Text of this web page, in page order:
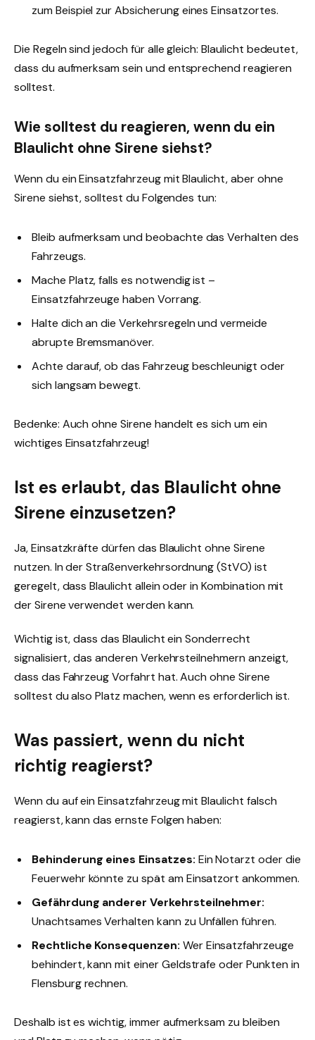
zum Beispiel zur Absicherung eines Einsatzortes.
Die Regeln sind jedoch für alle gleich: Blaulicht bedeutet,
dass du aufmerksam sein und entsprechend reagieren
solltest.
Wie solltest du reagieren, wenn du ein
Blaulicht ohne Sirene siehst?
Wenn du ein Einsatzfahrzeug mit Blaulicht, aber ohne
Sirene siehst, solltest du Folgendes tun:
Bleib aufmerksam und beobachte das Verhalten des
Fahrzeugs.
Mache Platz, falls es notwendig ist –
Einsatzfahrzeuge haben Vorrang.
Halte dich an die Verkehrsregeln und vermeide
abrupte Bremsmanöver.
Achte darauf, ob das Fahrzeug beschleunigt oder
sich langsam bewegt.
Bedenke: Auch ohne Sirene handelt es sich um ein
wichtiges Einsatzfahrzeug!
Ist es erlaubt, das Blaulicht ohne
Sirene einzusetzen?
Ja, Einsatzkräfte dürfen das Blaulicht ohne Sirene
nutzen. In der Straßenverkehrsordnung (StVO) ist
geregelt, dass Blaulicht allein oder in Kombination mit
der Sirene verwendet werden kann.
Wichtig ist, dass das Blaulicht ein Sonderrecht
signalisiert, das anderen Verkehrsteilnehmern anzeigt,
dass das Fahrzeug Vorfahrt hat. Auch ohne Sirene
solltest du also Platz machen, wenn es erforderlich ist.
Was passiert, wenn du nicht
richtig reagierst?
Wenn du auf ein Einsatzfahrzeug mit Blaulicht falsch
reagierst, kann das ernste Folgen haben:
Behinderung eines Einsatzes: Ein Notarzt oder die
Feuerwehr könnte zu spät am Einsatzort ankommen.
Gefährdung anderer Verkehrsteilnehmer:
Unachtsames Verhalten kann zu Unfällen führen.
Rechtliche Konsequenzen: Wer Einsatzfahrzeuge
behindert, kann mit einer Geldstrafe oder Punkten in
Flensburg rechnen.
Deshalb ist es wichtig, immer aufmerksam zu bleiben